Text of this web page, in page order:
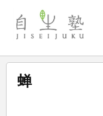
ン
自
塾
蝉